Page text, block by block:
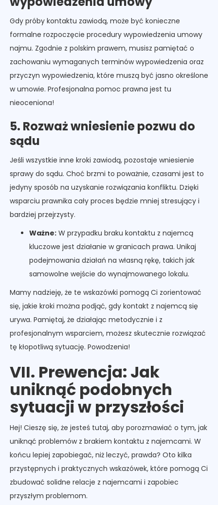
Gdy próby kontaktu zawiodą, może być konieczne
formalne rozpoczęcie procedury wypowiedzenia umowy
najmu. Zgodnie z polskim prawem, musisz pamiętać o
zachowaniu wymaganych terminów wypowiedzenia oraz
przyczyn wypowiedzenia, które muszą być jasno określone
w umowie. Profesjonalna pomoc prawna jest tu
nieoceniona!
5. Rozważ wniesienie pozwu do
sądu
Jeśli wszystkie inne kroki zawiodą, pozostaje wniesienie
sprawy do sądu. Choć brzmi to poważnie, czasami jest to
jedyny sposób na uzyskanie rozwiązania konfliktu. Dzięki
wsparciu prawnika cały proces będzie mniej stresujący i
bardziej przejrzysty.
Ważne: W przypadku braku kontaktu z najemcą
kluczowe jest działanie w granicach prawa. Unikaj
podejmowania działań na własną rękę, takich jak
samowolne wejście do wynajmowanego lokalu.
Mamy nadzieję, że te wskazówki pomogą Ci zorientować
się, jakie kroki można podjąć, gdy kontakt z najemcą się
urywa. Pamiętaj, że działając metodycznie i z
profesjonalnym wsparciem, możesz skutecznie rozwiązać
tę kłopotliwą sytuację. Powodzenia!
VII. Prewencja: Jak
uniknąć podobnych
sytuacji w przyszłości
Hej! Cieszę się, że jesteś tutaj, aby porozmawiać o tym, jak
uniknąć problemów z brakiem kontaktu z najemcami. W
końcu lepiej zapobiegać, niż leczyć, prawda? Oto kilka
przystępnych i praktycznych wskazówek, które pomogą Ci
zbudować solidne relacje z najemcami i zapobiec
przyszłym problemom.